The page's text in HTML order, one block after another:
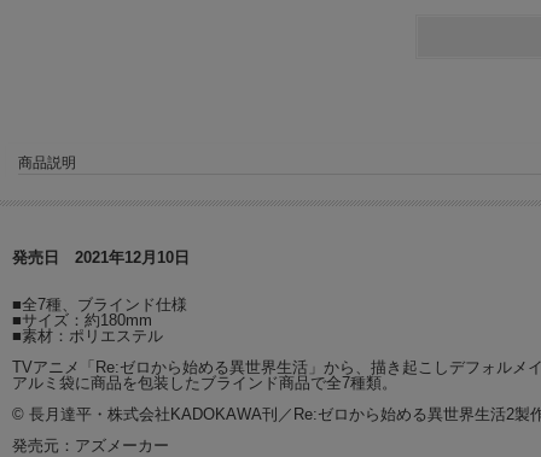
商品説明
発売日 2021年12月10日
■全7種、ブラインド仕様
■サイズ：約180mm
■素材：ポリエステル
TVアニメ「Re:ゼロから始める異世界生活」から、描き起こしデフォル
アルミ袋に商品を包装したブラインド商品で全7種類。
© 長月達平・株式会社KADOKAWA刊／Re:ゼロから始める異世界生活2製
発売元：アズメーカー